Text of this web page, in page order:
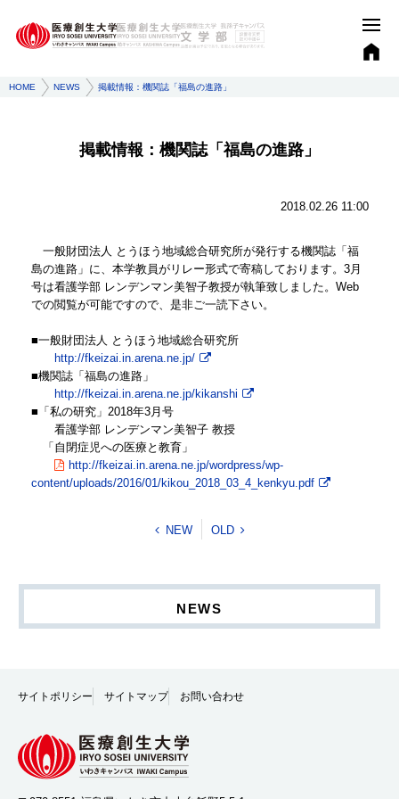
HOME NEWS 掲載情報：機関誌「福島の進路」
掲載情報：機関誌「福島の進路」
2018.02.26 11:00
一般財団法人 とうほう地域総合研究所が発行する機関誌「福
島の進路」に、本学教員がリレー形式で寄稿しております。3月
号は看護学部 レンデンマン美智子教授が執筆致しました。Web
での閲覧が可能ですので、是非ご一読下さい。
■一般財団法人 とうほう地域総合研究所
http://fkeizai.in.arena.ne.jp/
■機関誌「福島の進路」
http://fkeizai.in.arena.ne.jp/kikanshi
■「私の研究」2018年3月号
看護学部 レンデンマン美智子 教授
「自閉症児への医療と教育」
http://fkeizai.in.arena.ne.jp/wordpress/wp-
content/uploads/2016/01/kikou_2018_03_4_kenkyu.pdf
NEW OLD
NEWS
サイトポリシー サイトマップ お問い合わせ